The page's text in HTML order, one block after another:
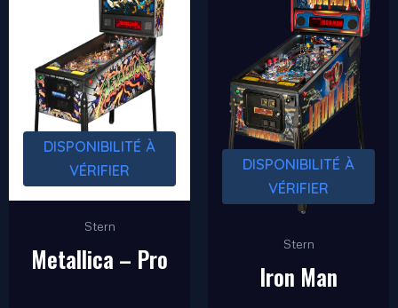
DISPONIBILITÉ À
VÉRIFIER
Stern
Metallica – Pro
DISPONIBILITÉ À
VÉRIFIER
Stern
Iron Man